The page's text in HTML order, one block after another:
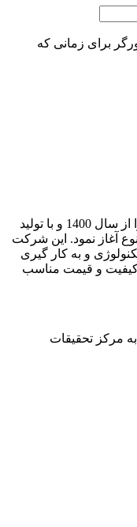
برای زمانی که
شرکت شاهین پلیمر فرزان فعالیت خود را از سال 1400 و با تولید
آغاز نمود. این شرکت
و به کار گیری
و قیمت مناسب
مرکز تحقیقات